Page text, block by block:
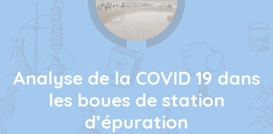
Analyse de la COVID 19 dans
les boues de station
d’épuration